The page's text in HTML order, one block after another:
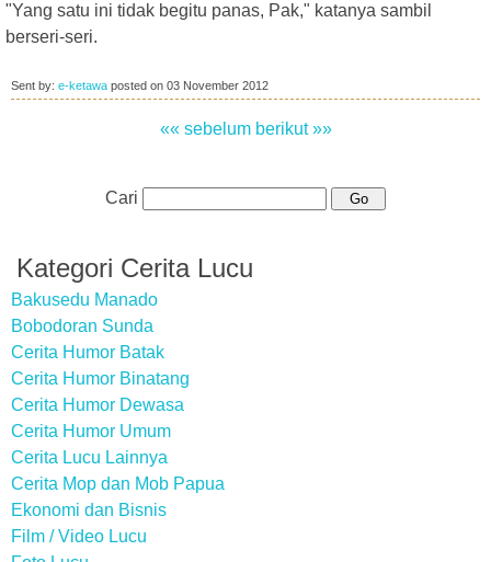
"Yang satu ini tidak begitu panas, Pak," katanya sambil
berseri-seri.
Sent by: e-ketawa posted on 03 November 2012
«« sebelum berikut »»
Cari
Kategori Cerita Lucu
Bakusedu Manado
Bobodoran Sunda
Cerita Humor Batak
Cerita Humor Binatang
Cerita Humor Dewasa
Cerita Humor Umum
Cerita Lucu Lainnya
Cerita Mop dan Mob Papua
Ekonomi dan Bisnis
Film / Video Lucu